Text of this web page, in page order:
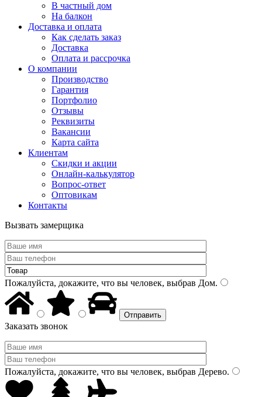
В частный дом
На балкон
Доставка и оплата
Как сделать заказ
Доставка
Оплата и рассрочка
О компании
Производство
Гарантия
Портфолио
Отзывы
Реквизиты
Вакансии
Карта сайта
Клиентам
Скидки и акции
Онлайн-калькулятор
Вопрос-ответ
Оптовикам
Контакты
Вызвать замерщика
Пожалуйста, докажите, что вы человек, выбрав Дом.
Заказать звонок
Пожалуйста, докажите, что вы человек, выбрав Дерево.